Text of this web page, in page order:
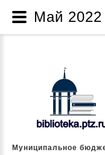
Муниципальное